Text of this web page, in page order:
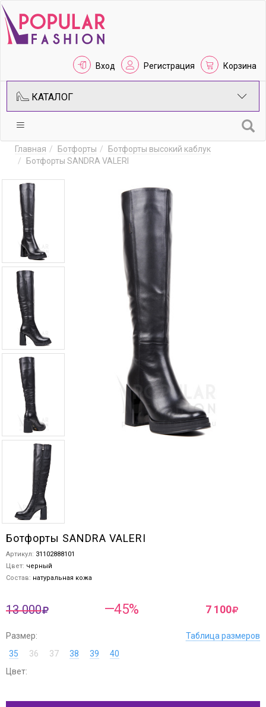
Вход Регистрация Корзина
КАТАЛОГ
Главная Ботфорты
Ботфорты высокий каблук
Ботфорты SANDRA VALERI
Ботфорты SANDRA VALERI
Артикул: 31102888101
Цвет: черный
Состав: натуральная кожа
13 000 —45% 7 100
Размер:
Таблица размеров
35
36 37 38 39
40
Цвет: